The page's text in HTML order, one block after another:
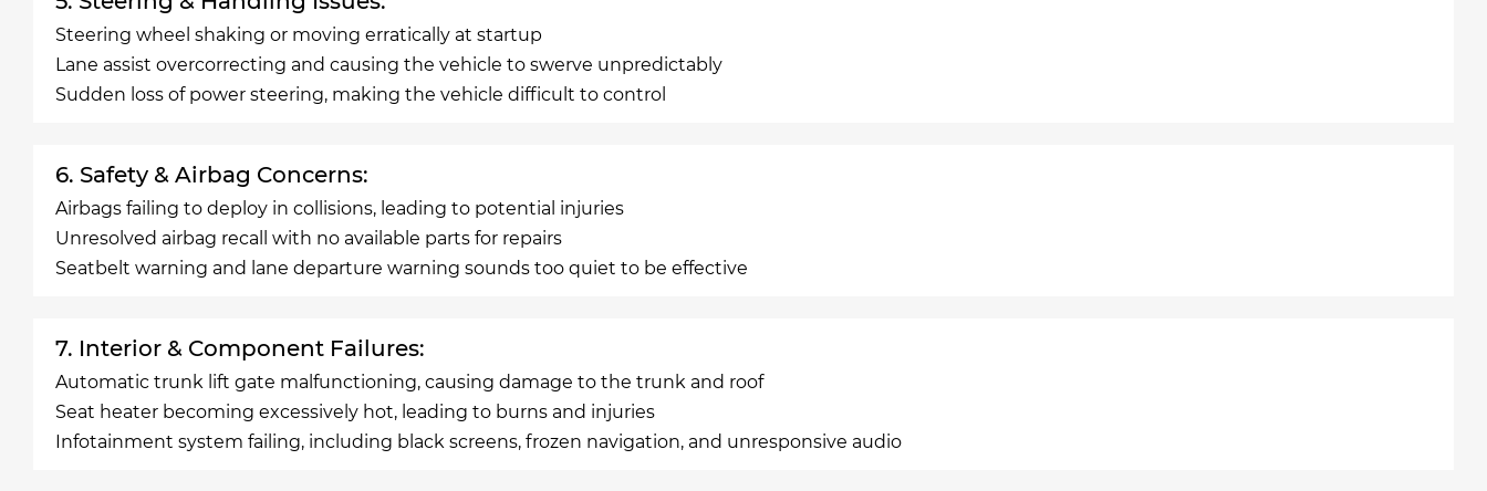
Steering wheel shaking or moving erratically at startup
Lane assist overcorrecting and causing the vehicle to swerve unpredictably
Sudden loss of power steering, making the vehicle difficult to control
6. Safety & Airbag Concerns:
Airbags failing to deploy in collisions, leading to potential injuries
Unresolved airbag recall with no available parts for repairs
Seatbelt warning and lane departure warning sounds too quiet to be effective
7. Interior & Component Failures:
Automatic trunk lift gate malfunctioning, causing damage to the trunk and roof
Seat heater becoming excessively hot, leading to burns and injuries
Infotainment system failing, including black screens, frozen navigation, and unresponsive audio